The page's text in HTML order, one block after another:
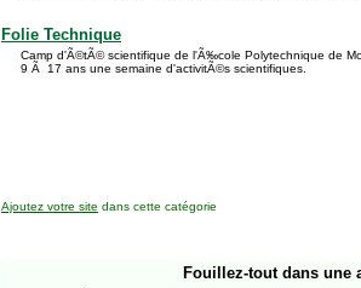
Folie Technique
Camp d'Ã©tÃ© scientifique de l'Ã‰cole Polytechnique de
9 Ã 17 ans une semaine d'activitÃ©s scientifiques.
Ajoutez votre site dans cette catégorie
Fouillez-tout dans une